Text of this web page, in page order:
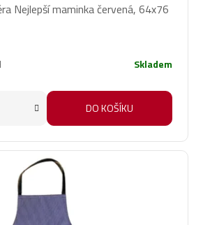
Nejlepší maminka červená, 64x76
Skladem
DO KOŠÍKU